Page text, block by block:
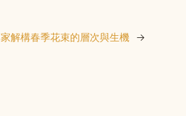
解構春季花束的層次與生機 →